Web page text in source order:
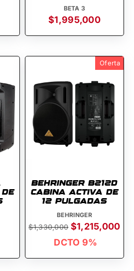
BETA 3
$1,995,000
Oferta
BEHRINGER B212D
CABINA ACTIVA DE
12 PULGADAS
BEHRINGER
$1,330,000 $1,215,000
DCTO 9%